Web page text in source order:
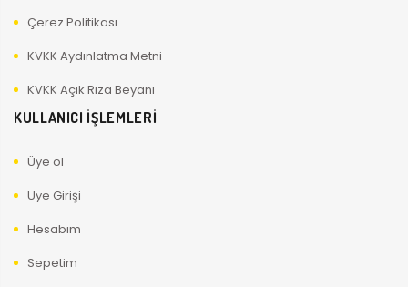
Çerez Politikası
KVKK Aydınlatma Metni
KVKK Açık Rıza Beyanı
KULLANICI İŞLEMLERİ
Üye ol
Üye Girişi
Hesabım
Sepetim